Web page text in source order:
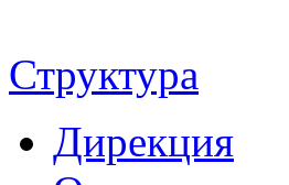
Структура
Дирекция